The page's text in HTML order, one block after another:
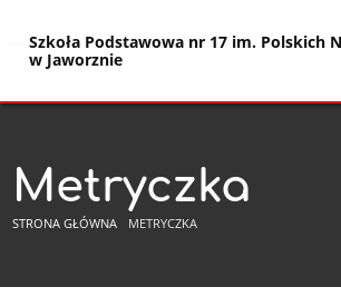
Szkoła Podstawowa nr 17 im. Polskich
w Jaworznie
Metryczka
STRONA GŁÓWNA METRYCZKA